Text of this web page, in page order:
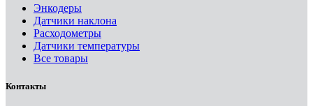
Энкодеры
Датчики наклона
Расходометры
Датчики температуры
Все товары
Контакты